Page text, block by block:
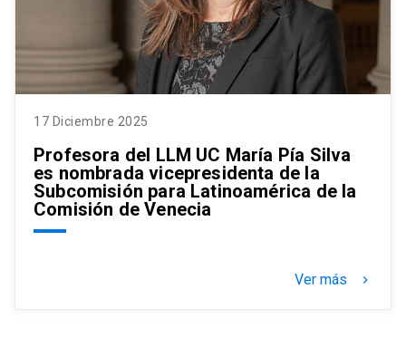
17 Diciembre 2025
Profesora del LLM UC María Pía Silva
es nombrada vicepresidenta de la
Subcomisión para Latinoamérica de la
Comisión de Venecia
Ver más keyboard_arrow_right